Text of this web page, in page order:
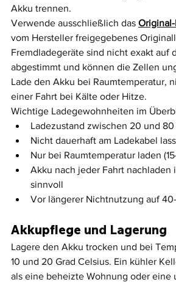
Akku trennen.
Verwende ausschließlich das
vom Hersteller freigegebenes
Fremdladegeräte sind nicht exakt auf
abgestimmt und können die Zellen
Lade den Akku bei Raumtemperatur,
einer Fahrt bei Kälte oder Hitze.
Wichtige Ladegewohnheiten im
Ladezustand zwischen 20 und
Nicht dauerhaft am Ladekabel
Nur bei Raumtemperatur laden
Akku nach jeder Fahrt nachladen
sinnvoll
Vor längerer Nichtnutzung auf
Akkupflege und Lagerung
Lagere den Akku trocken und bei
10 und 20 Grad Celsius. Ein kühler
als eine beheizte Wohnung oder eine